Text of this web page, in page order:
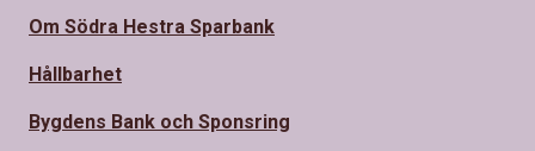
Om Södra Hestra Sparbank
Hållbarhet
Bygdens Bank och Sponsring